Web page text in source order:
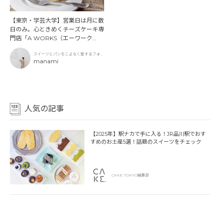
【東京・学芸大学】営業日は月に数
日のみ。心ときめくチーズケーキ専
門店「A WORKS（エーワーク
ス）」
スイーツとパンをこよなく愛するフォト
グラファー
manami
人気の記事
【2025年】駅ナカで手に入る！JR品川駅でおす
すめのお土産5選！話題のスイーツをチェック
CAKE.TOKYO編集部